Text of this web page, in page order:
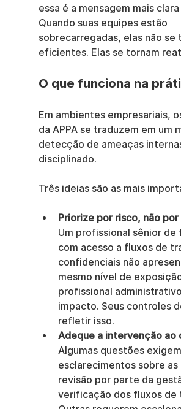
essa é a mensagem mais
Quando suas equipes estão
sobrecarregadas, elas não se
eficientes. Elas se tornam
O que funciona na
Em ambientes empresariais,
da APPA se traduzem em um
detecção de ameaças
disciplinado.
Três ideias são as mais
Priorize por risco, não por
Um profissional sênior de
com acesso a fluxos de
confidenciais não
mesmo nível de
profissional
impacto. Seus controles
refletir isso.
Adeque a intervenção ao
Algumas questões exigem
esclarecimentos sobre
revisão por parte da
verificação dos fluxos de